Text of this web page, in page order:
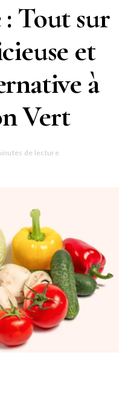
Tout sur
et
à
Vert
de lecture